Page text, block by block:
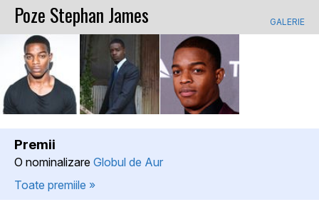
Poze Stephan James GALERIE
Premii
O nominalizare Globul de Aur
Toate premiile »